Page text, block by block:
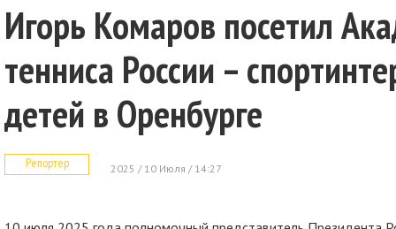
Игорь Комаров посетил
тенниса России –
детей в Оренбурге
Репортер 2025 / 10 Июля / 14:27